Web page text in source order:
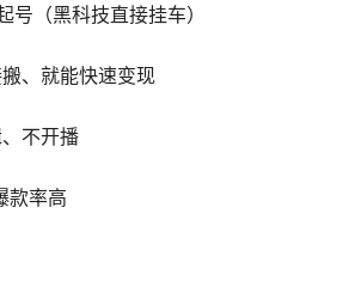
（黑科技直接挂车）
、就能快速变现
不开播
款率高